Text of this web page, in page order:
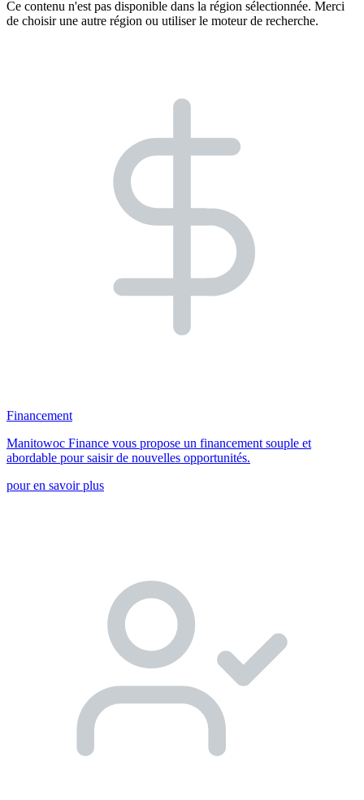
Ce contenu n'est pas disponible dans la région sélectionnée. Merci
de choisir une autre région ou utiliser le moteur de recherche.
Financement
Manitowoc Finance vous propose un financement souple et
abordable pour saisir de nouvelles opportunités.
pour en savoir plus